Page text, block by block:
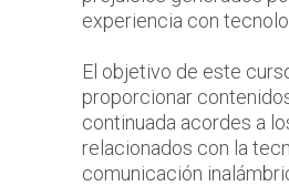
experiencia con
El objetivo de este
proporcionar
continuada acordes a
relacionados con la
comunicación